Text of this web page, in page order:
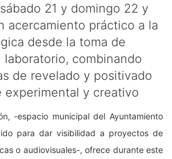
21 y domingo 22 y
acercamiento práctico a la
desde la toma de
laboratorio, combinando
de revelado y positivado
experimental y creativo
-espacio municipal del Ayuntamiento
para dar visibilidad a proyectos de
o audiovisuales-, ofrece durante este